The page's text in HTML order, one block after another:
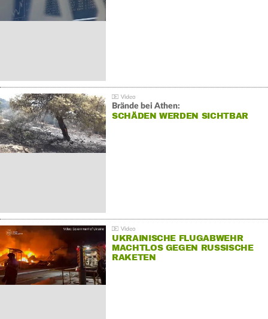
Brände bei Athen:
SCHÄDEN WERDEN SICHTBAR
UKRAINISCHE FLUGABWEHR
MACHTLOS GEGEN RUSSISCHE
RAKETEN